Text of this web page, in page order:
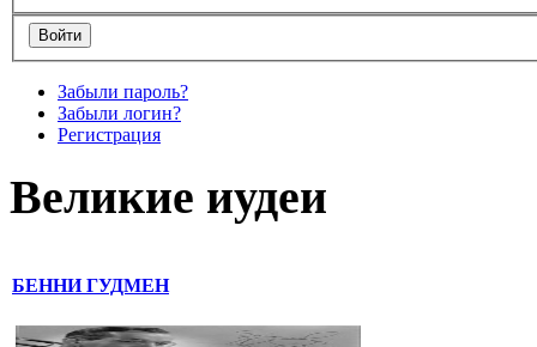
Забыли пароль?
Забыли логин?
Регистрация
Великие иудеи
БЕННИ ГУДМЕН